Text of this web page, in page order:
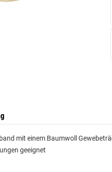
mit einem Baumwoll
geeignet